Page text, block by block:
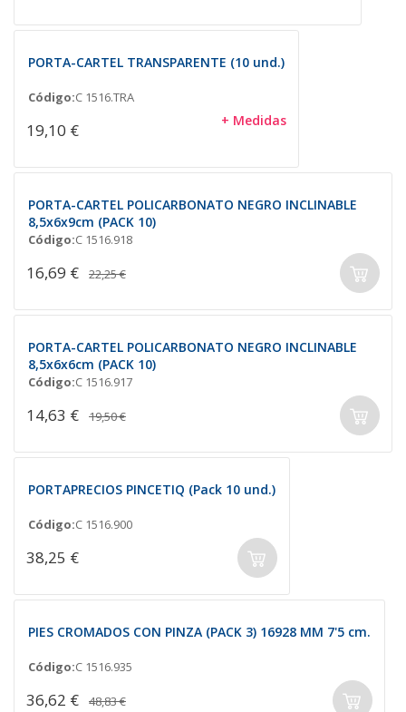
PORTA-CARTEL TRANSPARENTE (10 und.)
Código:C 1516.TRA
19,10 € + Medidas
PORTA-CARTEL POLICARBONATO NEGRO INCLINABLE
8,5x6x9cm (PACK 10)
Código:C 1516.918
16,69 € 22,25 €
PORTA-CARTEL POLICARBONATO NEGRO INCLINABLE
8,5x6x6cm (PACK 10)
Código:C 1516.917
14,63 € 19,50 €
PORTAPRECIOS PINCETIQ (Pack 10 und.)
Código:C 1516.900
38,25 €
PIES CROMADOS CON PINZA (PACK 3) 16928 MM 7'5 cm.
Código:C 1516.935
36,62 € 48,83 €